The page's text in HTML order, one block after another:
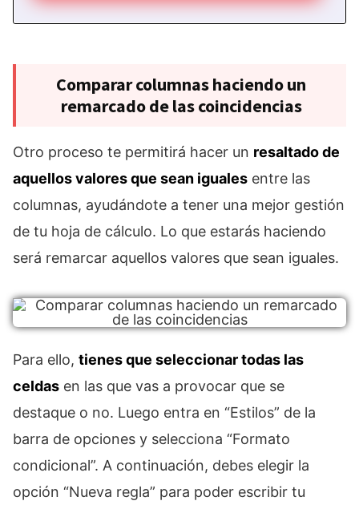
Comparar columnas haciendo un
remarcado de las coincidencias
Otro proceso te permitirá hacer un resaltado de
aquellos valores que sean iguales entre las
columnas, ayudándote a tener una mejor gestión
de tu hoja de cálculo. Lo que estarás haciendo
será remarcar aquellos valores que sean iguales.
Para ello, tienes que seleccionar todas las
celdas en las que vas a provocar que se
destaque o no. Luego entra en “Estilos” de la
barra de opciones y selecciona “Formato
condicional”. A continuación, debes elegir la
opción “Nueva regla” para poder escribir tu